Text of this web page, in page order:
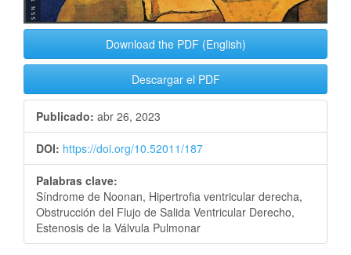
Download the PDF (English)
Descargar el PDF
Publicado: abr 26, 2023
DOI: https://doi.org/10.52011/187
Palabras clave:
Síndrome de Noonan, Hipertrofia ventricular derecha,
Obstrucción del Flujo de Salida Ventricular Derecho,
Estenosis de la Válvula Pulmonar